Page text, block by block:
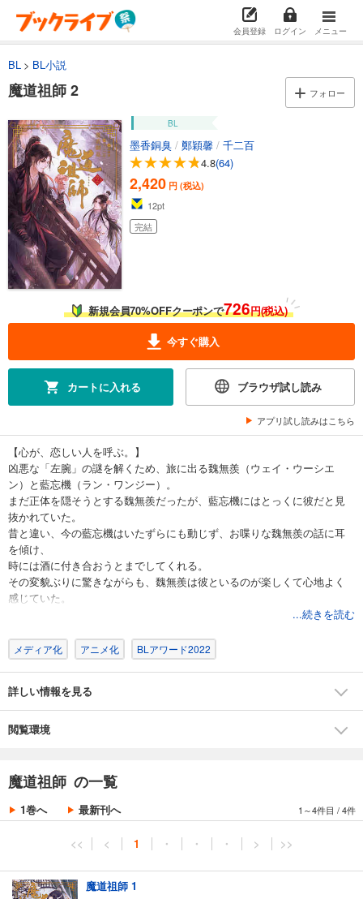
会員登録 ログイン メニュー
BL BL小説
魔道祖師 2 フォロー
BL
墨香銅臭 / 鄭穎馨 / 千二百
4.8(64)
2,420 円 (税込)
12pt
完結
新規会員70%OFFクーポンで726円(税込)
今すぐ購入
カートに入れる ブラウザ試し読み
アプリ試し読みはこちら
【心が、恋しい人を呼ぶ。】
凶悪な「左腕」の謎を解くため、旅に出る魏無羨（ウェイ・ウーシエ
ン）と藍忘機（ラン・ワンジー）。
まだ正体を隠そうとする魏無羨だったが、藍忘機にはとっくに彼だと見
抜かれていた。
昔と違い、今の藍忘機はいたずらにも動じず、お喋りな魏無羨の話に耳
を傾け、
時には酒に付き合おうとまでしてくれる。
その変貌ぶりに驚きながらも、魏無羨は彼といるのが楽しくて心地よく
感じていた。
やがて辿り着いた義城で、ある男に襲われ「砕けた魂の復元」を頼まれ
傷ついた魂は、一人の男を巡る愛憎の結末だった。
悲劇に幕を引こうとする魏無羨を守る藍忘機だが――。
※本作品には挿絵はございません
...続きを読む
メディア化 アニメ化 BLアワード2022
詳しい情報を見る
閲覧環境
魔道祖師 の一覧
1巻へ 最新刊へ 1～4件目 /4件
<< < 1 ・ ・ ・ > >>
魔道祖師 1